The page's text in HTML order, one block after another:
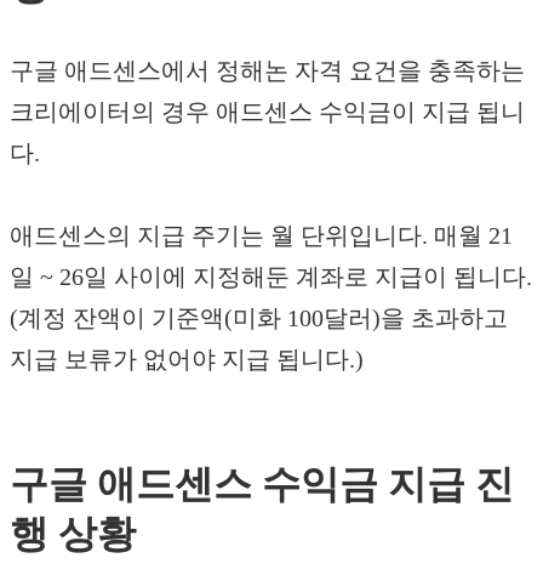
구글 애드센스에서 정해논 자격 요건을 충족하는
크리에이터의 경우 애드센스 수익금이 지급 됩니
다.
애드센스의 지급 주기는 월 단위입니다. 매월 21
일 ~ 26일 사이에 지정해둔 계좌로 지급이 됩니다.
(계정 잔액이 기준액(미화 100달러)을 초과하고
지급 보류가 없어야 지급 됩니다.)
구글 애드센스 수익금 지급 진
행 상황